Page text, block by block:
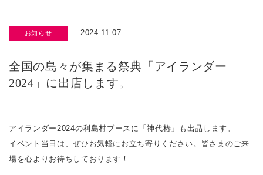
お知らせ 2024.11.07
全国の島々が集まる祭典「アイランダー
2024」に出店します。
アイランダー2024の利島村ブースに「神代椿」も出品します。
イベント当日は、ぜひお気軽にお立ち寄りください。皆さまのご来
場を心よりお待ちしております！